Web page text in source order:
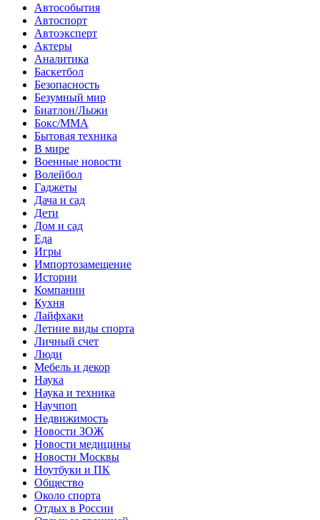
Автособытия
Автоспорт
Автоэксперт
Актеры
Аналитика
Баскетбол
Безопасность
Безумный мир
Биатлон/Лыжи
Бокс/MMA
Бытовая техника
В мире
Военные новости
Волейбол
Гаджеты
Дача и сад
Дети
Дом и сад
Еда
Игры
Импортозамещение
Истории
Компании
Кухня
Лайфхаки
Летние виды спорта
Личный счет
Люди
Мебель и декор
Наука
Наука и техника
Научпоп
Недвижимость
Новости ЗОЖ
Новости медицины
Новости Москвы
Ноутбуки и ПК
Общество
Около спорта
Отдых в России